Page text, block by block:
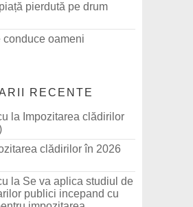
pierdută pe drum
conduce oameni
RECENTE
la Impozitarea clădirilor
clădirilor în 2026
la Se va aplica studiul de
publici incepand cu